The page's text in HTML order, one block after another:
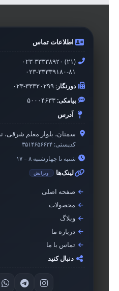
اطلاعات تماس
۰۲۳-۳۳۳۳۸۹۲۰ (۲۱)
۰۲۳-۳۳۳۳۹۱۸۰-۸۱
دورنگار:۰۲۳-۳۳۳۲۰۲۹۹
پیامکی:۵۰۰۰۴۶۳۳
آدرس
سمنان، بلوار معلم
کدپستی: ۳۵۱۴۶۵۶۶۳۴
شنبه تا چهارشنبه ۸ – ۱۷
لینک‌ها ویرایش
صفحه اصلی
محصولات
وبلاگ
درباره ما
تماس با ما
دنبال کنید